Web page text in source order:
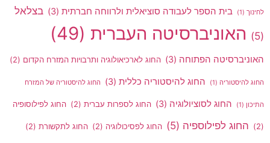
לחינוך (1) בית הספר לעבודה סוציאלית ולרווחה חברתית (3)
בצלאל
(5)
האוניברסיטה העברית (49)
האוניברסיטה הפתוחה (3) החוג לארכיאולוגיה ותרבויות המזרח הקדום (2)
החוג להיסטוריה (1) החוג להיסטוריה כללית (3) החוג להיסטוריה של המזרח
התיכון (1) החוג לסוציולוגיה (3) החוג לספרות עברית (2) החוג לפילוסופיה
(2) החוג לפילוספיה (5) החוג לפסיכולוגיה (2) החוג לתקשורת (2)